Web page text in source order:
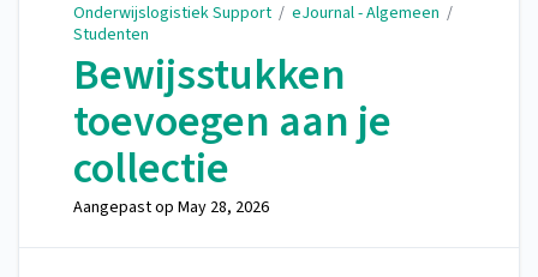
Onderwijslogistiek Support / eJournal - Algemeen /
Studenten
Bewijsstukken
toevoegen aan je
collectie
Aangepast op May 28, 2026